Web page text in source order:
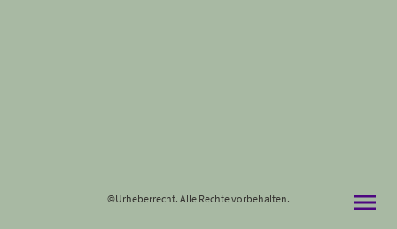
©Urheberrecht. Alle Rechte vorbehalten.